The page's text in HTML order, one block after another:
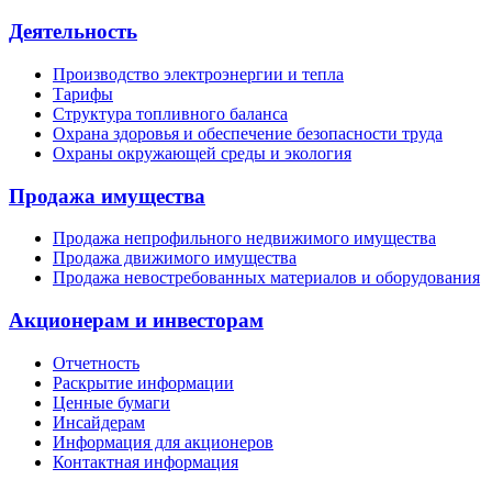
Деятельность
Производство электроэнергии и тепла
Тарифы
Структура топливного баланса
Охрана здоровья и обеспечение безопасности труда
Охраны окружающей среды и экология
Продажа имущества
Продажа непрофильного недвижимого имущества
Продажа движимого имущества
Продажа невостребованных материалов и оборудования
Акционерам и инвесторам
Отчетность
Раскрытие информации
Ценные бумаги
Инсайдерам
Информация для акционеров
Контактная информация